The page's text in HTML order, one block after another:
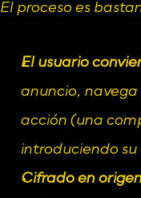
El proceso es
El usuario
anuncio,
acción (una
introduciendo su
Cifrado en